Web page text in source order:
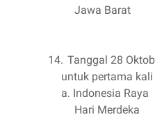
Jawa Barat
14. Tanggal 28
untuk pertama kali
a. Indonesia Raya
Hari Merdeka